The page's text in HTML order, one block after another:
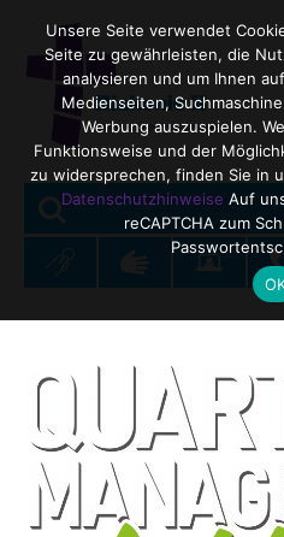
Search
for:
SEARCH
Unsere Seite verwendet
Seite zu gewährleisten, die
analysieren und um Ihnen
Medienseiten,
Werbung auszuspielen.
Funktionsweise und der
zu widersprechen, finden Sie in
Datenschutzhinweise Auf
reCAPTCHA zum